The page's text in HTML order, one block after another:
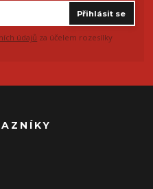
Přihlásit se
údajů za účelem rozesílky